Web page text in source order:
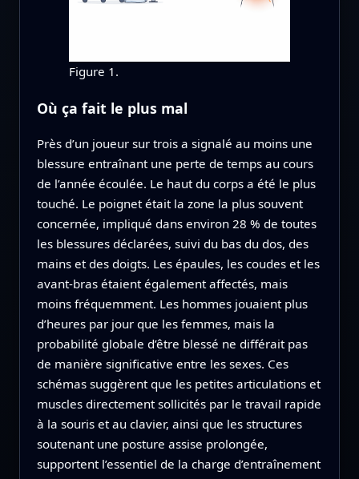
Figure 1.
Où ça fait le plus mal
Près d’un joueur sur trois a signalé au moins une
blessure entraînant une perte de temps au cours
de l’année écoulée. Le haut du corps a été le plus
touché. Le poignet était la zone la plus souvent
concernée, impliqué dans environ 28 % de toutes
les blessures déclarées, suivi du bas du dos, des
mains et des doigts. Les épaules, les coudes et les
avant‑bras étaient également affectés, mais
moins fréquemment. Les hommes jouaient plus
d’heures par jour que les femmes, mais la
probabilité globale d’être blessé ne différait pas
de manière significative entre les sexes. Ces
schémas suggèrent que les petites articulations et
muscles directement sollicités par le travail rapide
à la souris et au clavier, ainsi que les structures
soutenant une posture assise prolongée,
supportent l’essentiel de la charge d’entraînement